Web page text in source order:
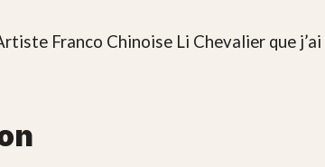
Franco Chinoise Li Chevalier que